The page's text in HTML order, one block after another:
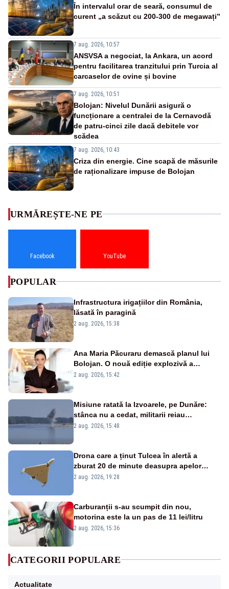
În intervalul orar de seară, consumul de
curent „a scăzut cu 200-300 de megawați”
7 aug. 2026, 10:57
ANSVSA a negociat, la Ankara, un acord
pentru facilitarea tranzitului prin Turcia al
carcaselor de ovine și bovine
7 aug. 2026, 10:51
Bolojan: Nivelul Dunării asigură o
funcționare a centralei de la Cernavodă
de patru-cinci zile dacă debitele vor
scădea
7 aug. 2026, 10:43
Criza din energie. Cine scapă de măsurile
de raționalizare impuse de Bolojan
URMĂREȘTE-NE PE
Facebook YouTube
POPULAR
Infrastructura irigațiilor din România,
lăsată în paragină
2 aug. 2026, 15:38
Ana Maria Păcuraru demască planul lui
Bolojan. O nouă ediție explozivă a
emisiunii „Miza Zilei” la Realitatea PLUS
2 aug. 2026, 15:42
Misiune ratată la Izvoarele, pe Dunăre:
stânca nu a cedat, militarii reiau
detonările luni – VIDEO
2 aug. 2026, 15:48
Drona care a ținut Tulcea în alertă a
zburat 20 de minute deasupra apelor
României. Au fost ridicate două F-16
2 aug. 2026, 19:28
Carburanții s-au scumpit din nou,
motorina este la un pas de 11 lei/litru
2 aug. 2026, 15:36
CATEGORII POPULARE
Actualitate